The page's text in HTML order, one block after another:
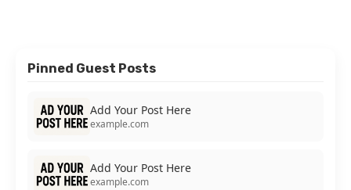
Pinned Guest Posts
Add Your Post Here
example.com
Add Your Post Here
example.com